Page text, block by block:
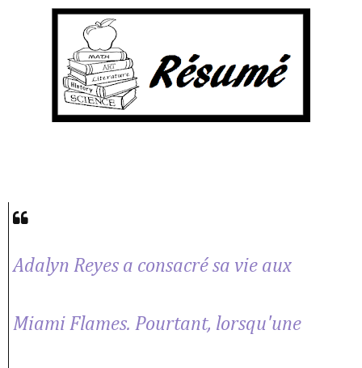
Adalyn Reyes a consacré sa vie aux
Miami Flames. Pourtant, lorsqu'une